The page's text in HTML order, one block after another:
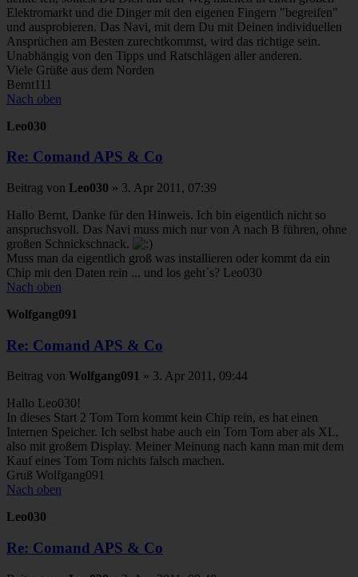
Elektromarkt und die Dinger mit den eigenen Fingern "begreifen"
und ausprobieren. Das Navi, mit dem Du mit Deinen individuellen
Ansprüchen am Besten zurechtkommst, wird das richtige sein.
Unabhängig von den Tipps und Ratschlägen aller anderen.
Viele Grüße aus dem Norden
Bernt111
Nach oben
Leo030
Re: Comand APS & Co
Beitrag von Leo030 » 3. Apr 2011, 07:39
Hallo Bernt, Danke für den Hinweis. Ich bin eigentlich nicht so
anspruchsvoll. Das Navi muss mich nur von A nach B führen, ohne
großen Schnickschnack.
Muss man da eigentlich groß was installieren oder kommt da ein
Chip mit den Daten rein ... und los geht´s? Leo030
Nach oben
Wolfgang091
Re: Comand APS & Co
Beitrag von Wolfgang091 » 3. Apr 2011, 09:44
Hallo Leo030!
In dieses Start 2 Tom Tom kommt kein Chip rein, es hat einen
Internen Speicher. Ich selbst habe auch ein Tom Tom aber als XL,
also mit großem Display. Meiner Meinung nach kann man mit dem
Kauf eines Tom Tom nichts falsch machen.
Gruß Wolfgang091
Nach oben
Leo030
Re: Comand APS & Co